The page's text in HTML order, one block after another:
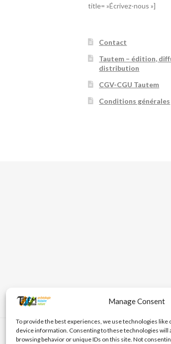
Manage Consent
To provide the best experiences, we use technologies like
device information. Consenting to these technologies will
browsing behavior or unique IDs on this site. Not
title= »Écrivez-nous »]
Contact
Tautem – édition,
distribution
CGV-CGU Tautem
Conditions générales